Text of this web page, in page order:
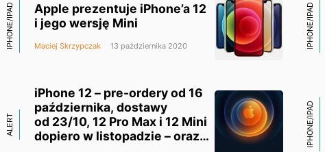
IPHONE/IPAD
Apple prezentuje iPhone’a 12
i jego wersję Mini
Maciej Skrzypczak 13 października 2020 IPHONE/IPAD
ALERT
iPhone 12 – pre-ordery od 16
października, dostawy
od 23/10, 12 Pro Max i 12 Mini
dopiero w listopadzie – oraz
IPHONE/IPAD